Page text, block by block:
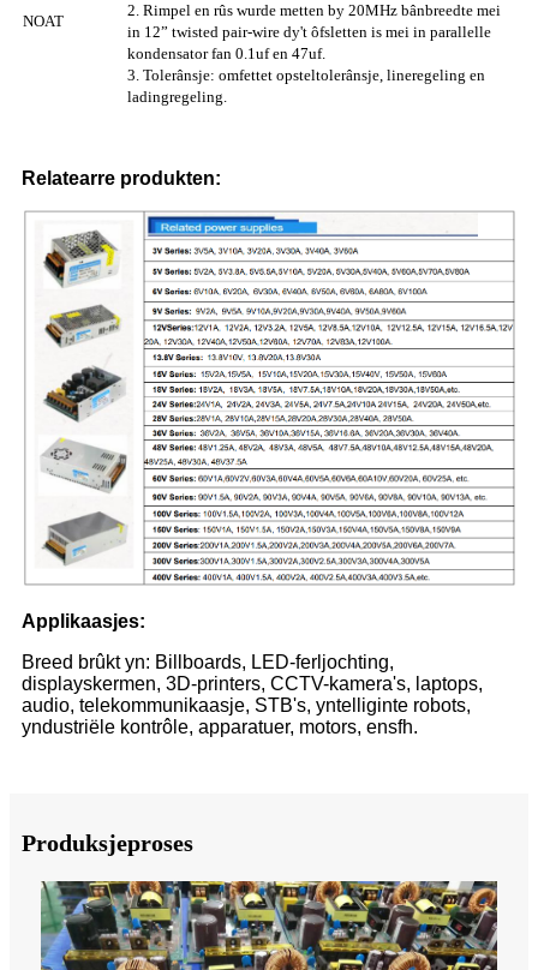
NOAT
2. Rimpel en rûs wurde metten by 20MHz bânbreedte mei
in 12” twisted pair-wire dy't ôfsletten is mei in parallelle
kondensator fan 0.1uf en 47uf.
3. Tolerânsje: omfettet opsteltolerânsje, lineregeling en
ladingregeling.
Relatearre produkten:
Applikaasjes:
Breed brûkt yn: Billboards, LED-ferljochting,
displayskermen, 3D-printers, CCTV-kamera's, laptops,
audio, telekommunikaasje, STB's, yntelliginte robots,
yndustriële kontrôle, apparatuer, motors, ensfh.
Produksjeproses